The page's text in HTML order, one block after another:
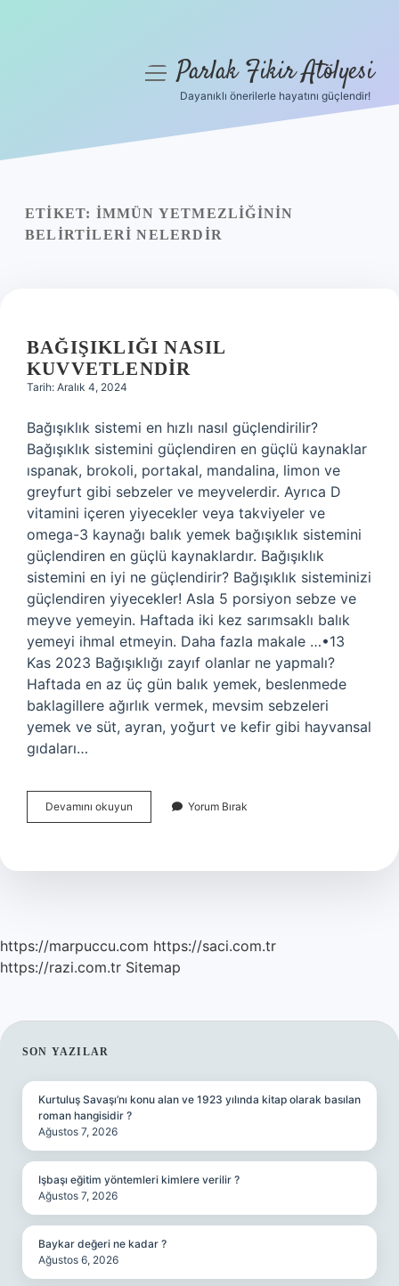
Yasal Uyarı
menüyüParlak Fikir Atölyesi
Dayanıklı önerilerle hayatını güçlendir!
ETIKET: İMMÜN YETMEZLIĞININ
BELIRTILERI NELERDIR
BAĞIŞIKLIĞI NASIL
KUVVETLENDIR
Tarih: Aralık 4, 2024
Bağışıklık sistemi en hızlı nasıl güçlendirilir?
Bağışıklık sistemini güçlendiren en güçlü kaynaklar
ıspanak, brokoli, portakal, mandalina, limon ve
greyfurt gibi sebzeler ve meyvelerdir. Ayrıca D
vitamini içeren yiyecekler veya takviyeler ve
omega-3 kaynağı balık yemek bağışıklık sistemini
güçlendiren en güçlü kaynaklardır. Bağışıklık
sistemini en iyi ne güçlendirir? Bağışıklık sisteminizi
güçlendiren yiyecekler! Asla 5 porsiyon sebze ve
meyve yemeyin. Haftada iki kez sarımsaklı balık
yemeyi ihmal etmeyin. Daha fazla makale …•13
Kas 2023 Bağışıklığı zayıf olanlar ne yapmalı?
Haftada en az üç gün balık yemek, beslenmede
baklagillere ağırlık vermek, mevsim sebzeleri
yemek ve süt, ayran, yoğurt ve kefir gibi hayvansal
gıdaları…
Devamını okuyun Bağışıklığı
Nasıl
Yorum Bırak
https://marpuccu.com https://saci.com.tr
https://razi.com.tr Sitemap
SIDEBAR
SON YAZILAR
Kurtuluş Savaşı’nı konu alan ve 1923 yılında kitap olarak basılan
roman hangisidir ?
Ağustos 7, 2026
Işbaşı eğitim yöntemleri kimlere verilir ?
Ağustos 7, 2026
Baykar değeri ne kadar ?
Ağustos 6, 2026